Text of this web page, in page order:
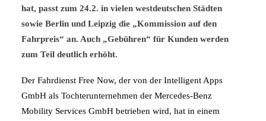
hat, passt zum 24.2. in vielen westdeutschen Städten
sowie Berlin und Leipzig die „Kommission auf den
Fahrpreis“ an. Auch „Gebühren“ für Kunden werden
zum Teil deutlich erhöht.
Der Fahrdienst Free Now, der von der Intelligent Apps
GmbH als Tochterunternehmen der Mercedes-Benz
Mobility Services GmbH betrieben wird, hat in einem